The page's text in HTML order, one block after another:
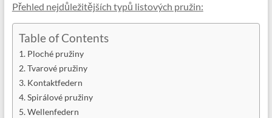
Přehled nejdůležitějších typů listových pružin:
Table of Contents
Ploché pružiny
Tvarové pružiny
Kontaktfedern
Spirálové pružiny
Wellenfedern